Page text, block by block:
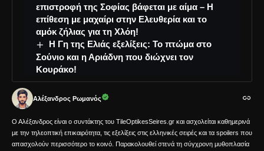
επιστροφή της Σοφίας βάφεται με αίμα – Η
επίθεση με μαχαίρι στην Ελευθερία και το
αμόκ ζήλιας για τη Χλόη!
Η Γη της Ελιάς εξελίξεις: Το πτώμα στο
Σούνιο και η Αριάδνη που διώχνει τον
Κουράκο!
Αλέξανδρος Ρωμανός
Ο Αλέξανδρος είναι ο συντάκτης του TileOptikesSeires.gr και ασχολείται καθημερινά
με την τηλεοπτική επικαιρότητα, τις εξελίξεις στις ελληνικές σειρές και τα spoilers που
απασχολούν περισσότερο το κοινό. Παρακολουθεί στενά τη σύγχρονη μυθοπλασία